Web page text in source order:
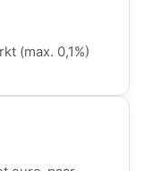
(max. 0,1%)